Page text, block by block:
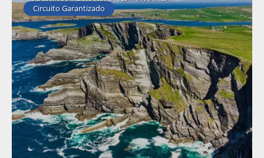
Circuito Garantizado